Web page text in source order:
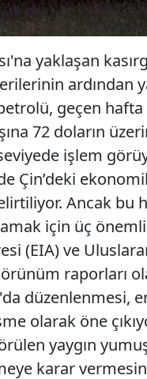
yaklaşan
ardından
geçen hafta
72 doların
işlem
Çin’deki
Ancak bu
için üç
(EIA) ve
raporları
düzenlenmesi,
olarak öne
yaygın
karar